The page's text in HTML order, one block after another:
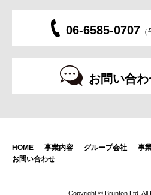
06-6585-0707
お問い合
HOME 事業内容 グループ会社 事
お問い合わせ
Copyright © Brunton Ltd. All